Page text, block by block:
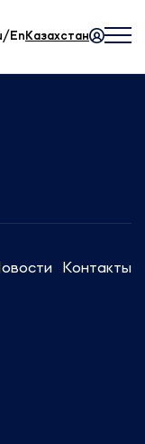
En Казахстан
Контакты